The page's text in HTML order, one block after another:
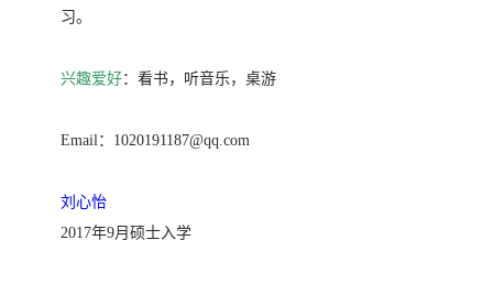
习。
兴趣爱好：看书，听音乐，桌游
Email：1020191187@qq.com
刘心怡
2017年9月硕士入学